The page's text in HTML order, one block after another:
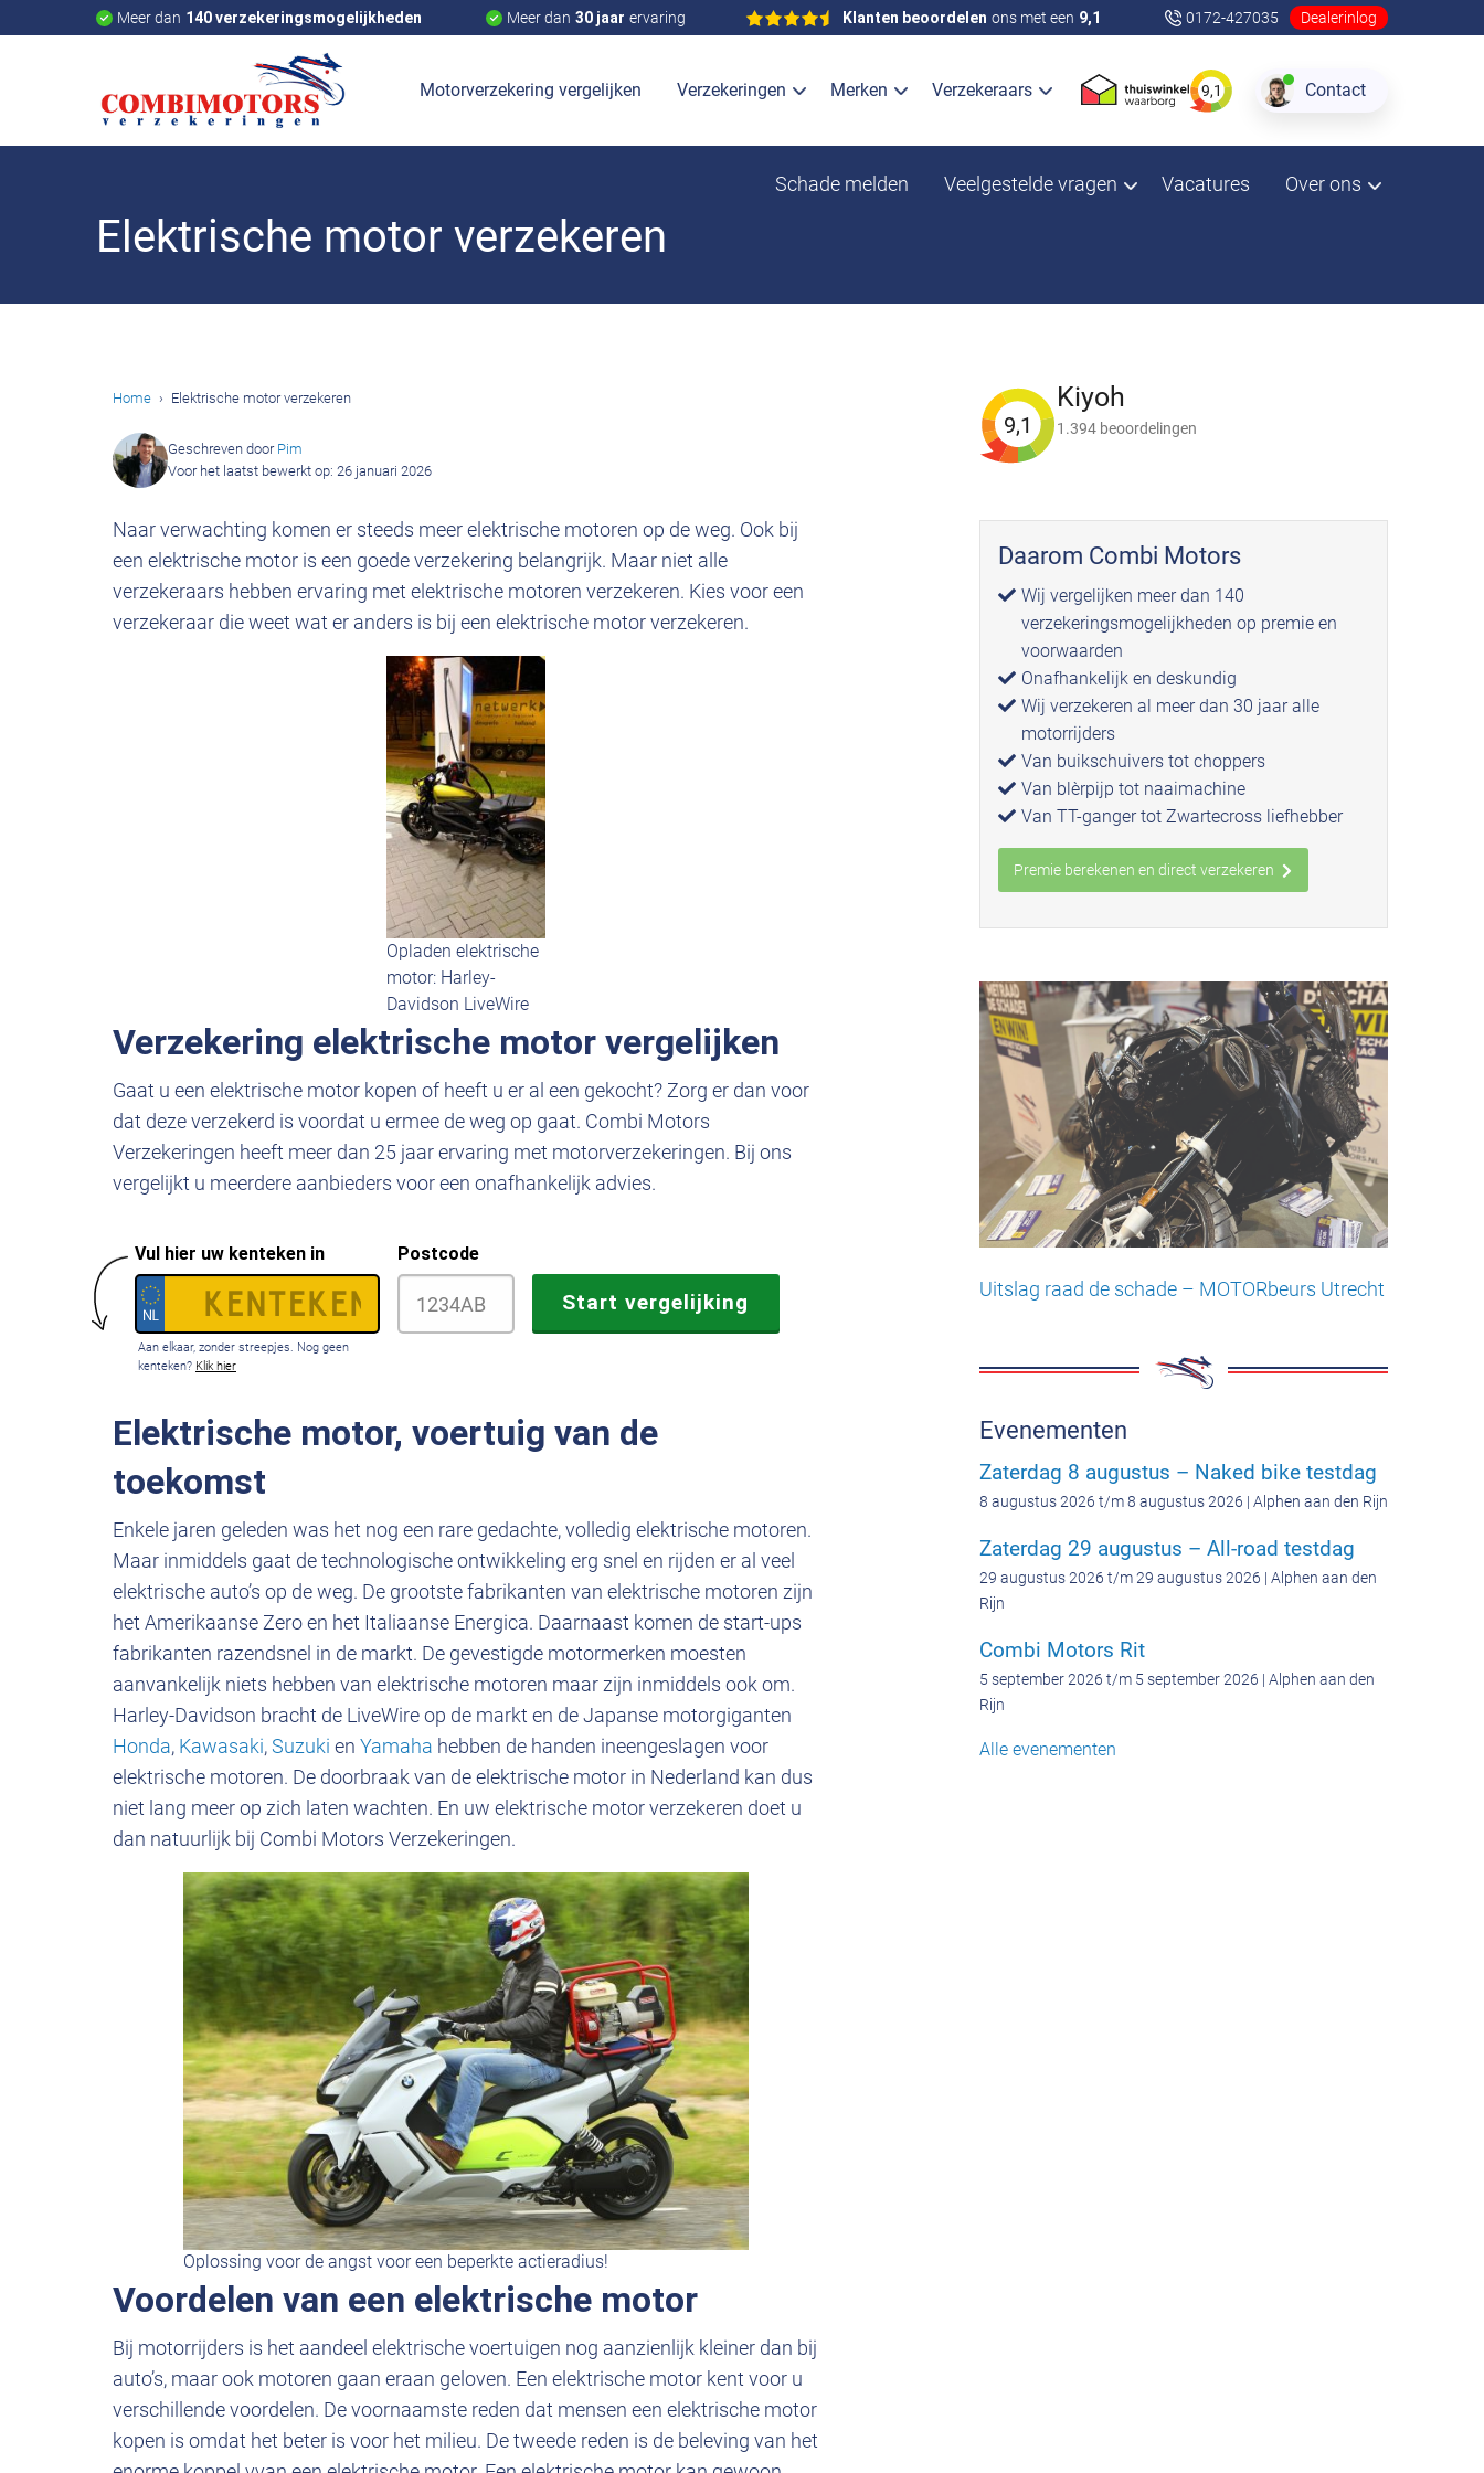
Meer dan 140 verzekeringsmogelijkheden Meer dan 30 jaar ervaring Klanten beoordelen ons met een 9,1 0172-427035 Dealerinlog
Motorverzekering vergelijken Verzekeringen Merken Verzekeraars 9,1 Contact
Schade melden Veelgestelde vragen Vacatures Over ons
Elektrische motor verzekeren
Home Elektrische motor verzekeren
Geschreven door Pim
Voor het laatst bewerkt op: 26 januari 2026
Naar verwachting komen er steeds meer elektrische motoren op de weg. Ook bij
een elektrische motor is een goede verzekering belangrijk. Maar niet alle
verzekeraars hebben ervaring met elektrische motoren verzekeren. Kies voor een
verzekeraar die weet wat er anders is bij een elektrische motor verzekeren.
Opladen elektrische
motor: Harley-
Davidson LiveWire
Verzekering elektrische motor vergelijken
Gaat u een elektrische motor kopen of heeft u er al een gekocht? Zorg er dan voor
dat deze verzekerd is voordat u ermee de weg op gaat. Combi Motors
Verzekeringen heeft meer dan 25 jaar ervaring met motorverzekeringen. Bij ons
vergelijkt u meerdere aanbieders voor een onafhankelijk advies.
Vul hier uw kenteken in
Aan elkaar, zonder streepjes. Nog geen
kenteken? Klik hier
Postcode
Elektrische motor, voertuig van de
toekomst
Enkele jaren geleden was het nog een rare gedachte, volledig elektrische motoren.
Maar inmiddels gaat de technologische ontwikkeling erg snel en rijden er al veel
elektrische auto’s op de weg. De grootste fabrikanten van elektrische motoren zijn
het Amerikaanse Zero en het Italiaanse Energica. Daarnaast komen de start-ups
fabrikanten razendsnel in de markt. De gevestigde motormerken moesten
aanvankelijk niets hebben van elektrische motoren maar zijn inmiddels ook om.
Harley-Davidson bracht de LiveWire op de markt en de Japanse motorgiganten
Honda, Kawasaki,Suzuki en Yamaha hebben de handen ineengeslagen voor
elektrische motoren. De doorbraak van de elektrische motor in Nederland kan dus
niet lang meer op zich laten wachten. En uw elektrische motor verzekeren doet u
dan natuurlijk bij Combi Motors Verzekeringen.
Oplossing voor de angst voor een beperkte actieradius!
Voordelen van een elektrische motor
Bij motorrijders is het aandeel elektrische voertuigen nog aanzienlijk kleiner dan bij
auto’s, maar ook motoren gaan eraan geloven. Een elektrische motor kent voor u
verschillende voordelen. De voornaamste reden dat mensen een elektrische motor
kopen is omdat het beter is voor het milieu. De tweede reden is de beleving van het
9,1
Kiyoh
1.394 beoordelingen
Daarom Combi Motors
Wij vergelijken meer dan 140
verzekeringsmogelijkheden op premie en
voorwaarden
Onafhankelijk en deskundig
Wij verzekeren al meer dan 30 jaar alle
motorrijders
Van buikschuivers tot choppers
Van blèrpijp tot naaimachine
Van TT-ganger tot Zwartecross liefhebber
Premie berekenen en direct verzekeren
Uitslag raad de schade – MOTORbeurs Utrecht
Evenementen
Zaterdag 8 augustus – Naked bike testdag
8 augustus 2026 t/m 8 augustus 2026 | Alphen aan den Rijn
Zaterdag 29 augustus – All-road testdag
29 augustus 2026 t/m 29 augustus 2026 | Alphen aan den
Rijn
Combi Motors Rit
5 september 2026 t/m 5 september 2026 | Alphen aan den
Rijn
Alle evenementen